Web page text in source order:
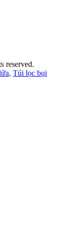
reserved.
, Túi lọc bụi